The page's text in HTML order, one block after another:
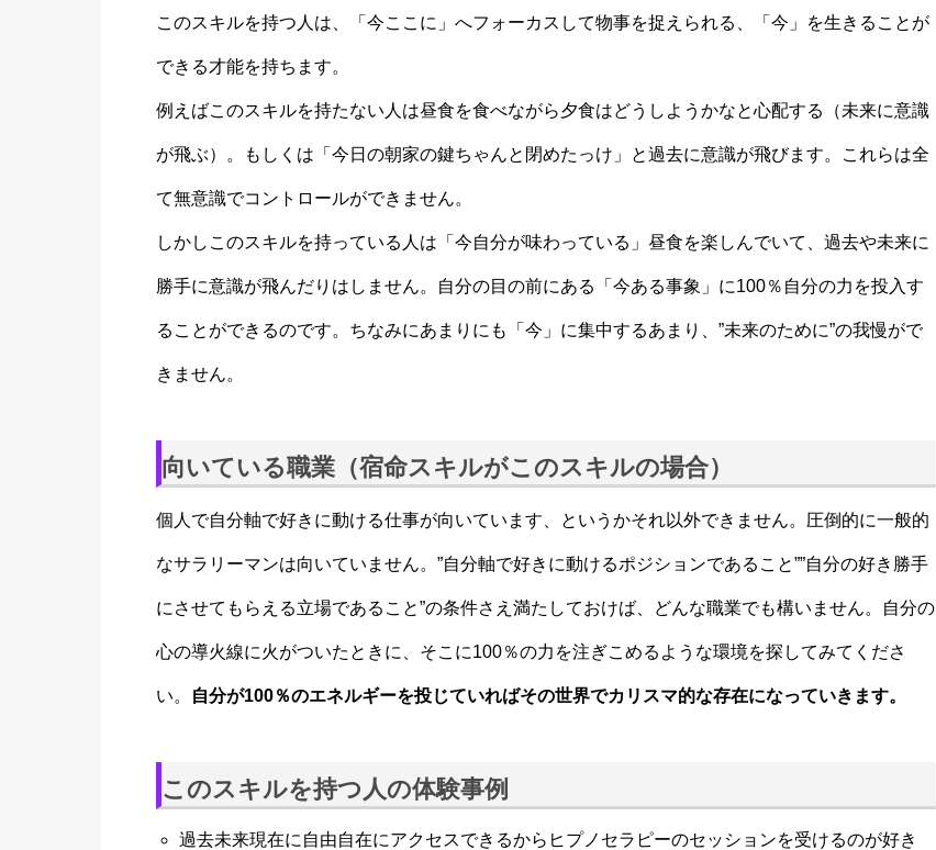
このスキルを持つ人は、「今ここに」へフォーカスして物事を捉えられる、「今」を生きることが
できる才能を持ちます。
例えばこのスキルを持たない人は昼食を食べながら夕食はどうしようかなと心配する（未来に意識
が飛ぶ）。もしくは「今日の朝家の鍵ちゃんと閉めたっけ」と過去に意識が飛びます。これらは全
て無意識でコントロールができません。
しかしこのスキルを持っている人は「今自分が味わっている」昼食を楽しんでいて、過去や未来に
勝手に意識が飛んだりはしません。自分の目の前にある「今ある事象」に100％自分の力を投入す
ることができるのです。ちなみにあまりにも「今」に集中するあまり、”未来のために”の我慢がで
きません。
向いている職業（宿命スキルがこのスキルの場合）
個人で自分軸で好きに動ける仕事が向いています、というかそれ以外できません。圧倒的に一般的
なサラリーマンは向いていません。”自分軸で好きに動けるポジションであること””自分の好き勝手
にさせてもらえる立場であること”の条件さえ満たしておけば、どんな職業でも構いません。自分の
心の導火線に火がついたときに、そこに100％の力を注ぎこめるような環境を探してみてくださ
い。 自分が100％のエネルギーを投じていればその世界でカリスマ的な存在になっていきます。
このスキルを持つ人の体験事例
過去未来現在に自由自在にアクセスできるからヒプノセラピーのセッションを受けるのが好き